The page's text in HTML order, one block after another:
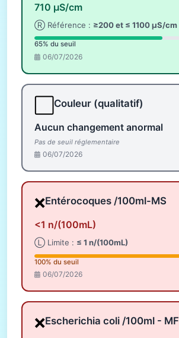
710 µS/cm
Ⓡ Référence : ≥200 et ≤ 1100 µS/cm
65% du seuil
06/07/2026
Couleur (qualitatif)
Aucun changement anormal
Pas de seuil réglementaire
06/07/2026
❌Entérocoques /100ml-MS
<1 n/(100mL)
Ⓛ Limite : ≤ 1 n/(100mL)
100% du seuil
06/07/2026
❌Escherichia coli /100ml - MF